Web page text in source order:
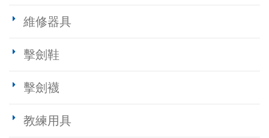
維修器具
擊劍鞋
擊劍襪
教練用具